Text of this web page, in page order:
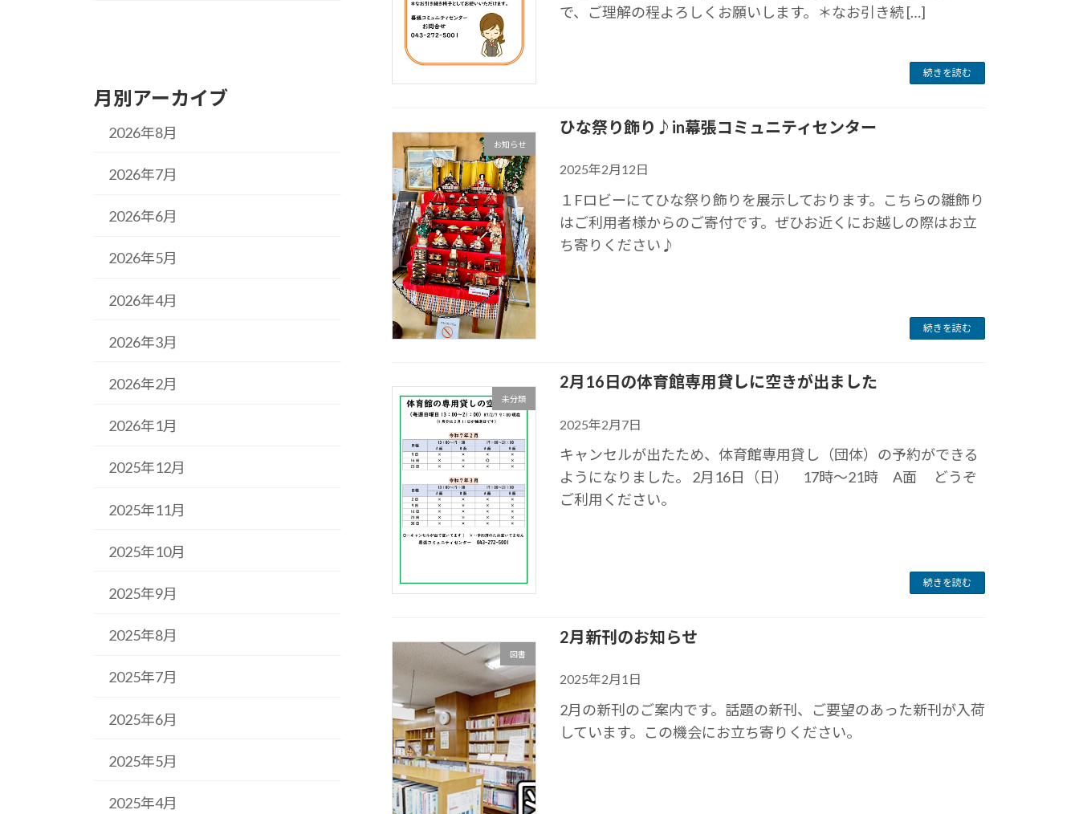
で、ご理解の程よろしくお願いします。＊なお引き続 […]
続きを読む
お知らせ
ひな祭り飾り♪in幕張コミュニティセンター
2025年2月12日
１Fロビーにてひな祭り飾りを展示しております。こちらの雛飾り
はご利用者様からのご寄付です。ぜひお近くにお越しの際はお立
ち寄りください♪
続きを読む
未分類
2月16日の体育館専用貸しに空きが出ました
2025年2月7日
キャンセルが出たため、体育館専用貸し（団体）の予約ができる
ようになりました。 2月16日（日） 17時～21時 A面 どうぞ
ご利用ください。
続きを読む
図書
2月新刊のお知らせ
2025年2月1日
2月の新刊のご案内です。話題の新刊、ご要望のあった新刊が入荷
しています。この機会にお立ち寄りください。
月別アーカイブ
2026年8月
2026年7月
2026年6月
2026年5月
2026年4月
2026年3月
2026年2月
2026年1月
2025年12月
2025年11月
2025年10月
2025年9月
2025年8月
2025年7月
2025年6月
2025年5月
2025年4月